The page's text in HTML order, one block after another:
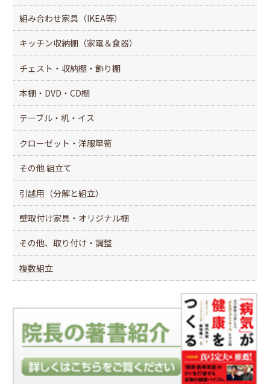
組み合わせ家具（IKEA等）
キッチン収納棚（家電＆食器）
チェスト・収納棚・飾り棚
本棚・DVD・CD棚
テーブル・机・イス
クローゼット・洋服箪笥
その他 組立て
引越用（分解と組立）
壁取付け家具・オリジナル棚
その他、取り付け・調整
複数組立